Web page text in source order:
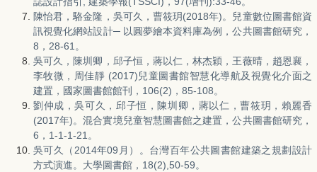
陳怡君，駱金隆，吳可久，曹筱玥(2018年)。兒童數位圖書館資
訊視覺化網站設計─ 以圓夢繪本資料庫為例，公共圖書館研究，
8，28-61。
吳可久，陳圳卿，邱子恒，蔣以仁，林杰穎，王薇晴，趙恩襄，
李牧微，周佳靜 (2017)兒童圖書館智慧化導航及視覺化介面之
建置，國家圖書館館刊，106(2)，85-108。
劉仲成，吳可久，邱子恒，陳圳卿，蔣以仁，曹筱玥，賴麗香
(2017年)。混合實境兒童智慧圖書館之建置，公共圖書館研究，
6，1-1-1-21。
吳可久（2014年09月）。台灣百年公共圖書館建築之規劃設計
方式演進。大學圖書館，18(2),50-59。